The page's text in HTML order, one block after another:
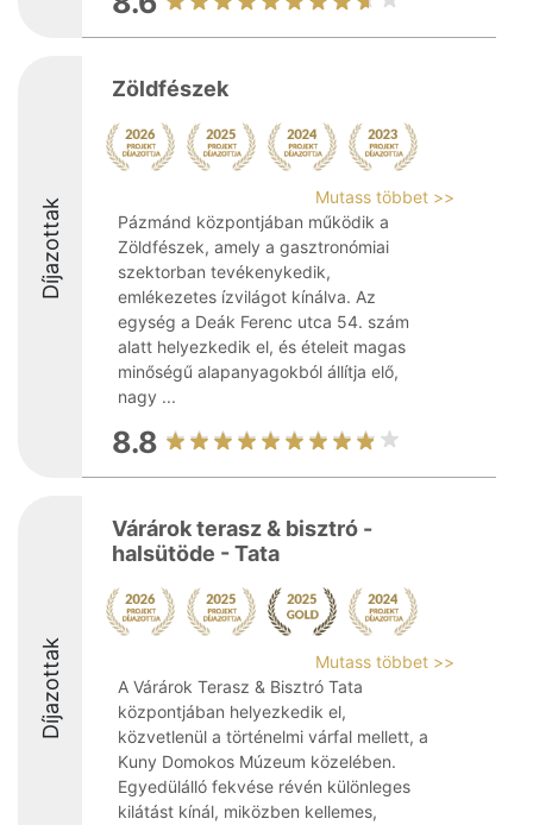
Díjazottak
Zöldfészek
Mutass többet >>
Pázmánd központjában működik a
Zöldfészek, amely a gasztronómiai
szektorban tevékenykedik,
emlékezetes ízvilágot kínálva. Az
egység a Deák Ferenc utca 54. szám
alatt helyezkedik el, és ételeit magas
minőségű alapanyagokból állítja elő,
nagy ...
8.8
Díjazottak
Várárok terasz & bisztró -
halsütöde - Tata
Mutass többet >>
A Várárok Terasz & Bisztró Tata
központjában helyezkedik el,
közvetlenül a történelmi várfal mellett, a
Kuny Domokos Múzeum közelében.
Egyedülálló fekvése révén különleges
kilátást kínál, miközben kellemes,